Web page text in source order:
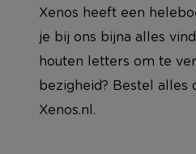
Xenos heeft een
je bij ons bijna alles
houten letters om te
bezigheid? Bestel
Xenos.nl.